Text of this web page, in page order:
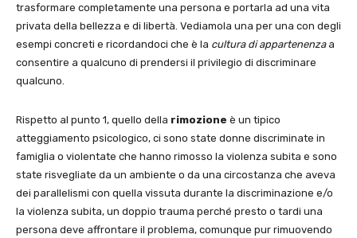
trasformare completamente una persona e portarla ad una vita
privata della bellezza e di libertà. Vediamola una per una con degli
esempi concreti e ricordandoci che è la cultura di appartenenzaa
consentire a qualcuno di prendersi il privilegio di discriminare
qualcuno.
Rispetto al punto 1, quello della rimozione è un tipico
atteggiamento psicologico, ci sono state donne discriminate in
famiglia o violentate che hanno rimosso la violenza subita e sono
state risvegliate da un ambiente o da una circostanza che aveva
dei parallelismi con quella vissuta durante la discriminazione e/o
la violenza subita, un doppio trauma perché presto o tardi una
persona deve affrontare il problema, comunque pur rimuovendo